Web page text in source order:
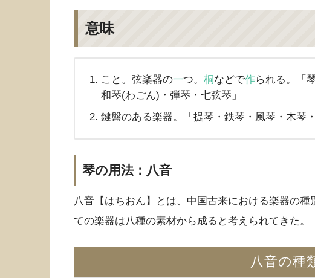
意味
こと。弦楽器の一つ。 桐 などで作られる。「
和琴(わごん)・弾琴・七弦琴」
鍵盤のある楽器。「提琴・鉄琴・風琴・木琴・
琴の用法：八音
八音【はちおん】とは、中国古来における楽器の
ての楽器は八種の素材から成ると考えられてきた。
八音の種